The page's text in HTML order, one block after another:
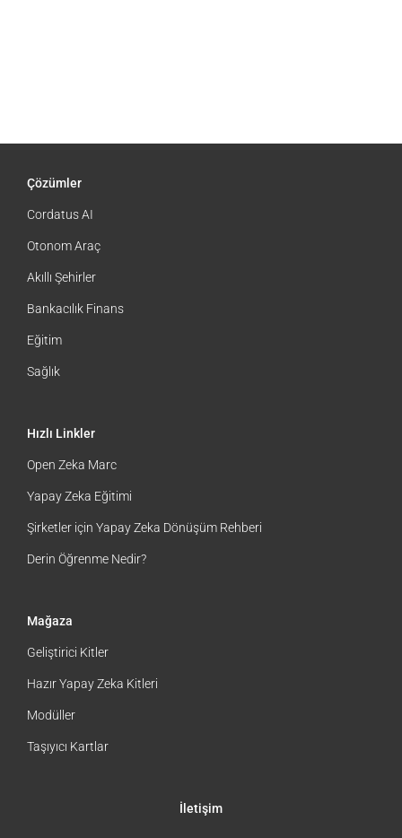
Çözümler
Cordatus AI
Otonom Araç
Akıllı Şehirler
Bankacılık Finans
Eğitim
Sağlık
Hızlı Linkler
Open Zeka Marc
Yapay Zeka Eğitimi
Şirketler için Yapay Zeka Dönüşüm Rehberi
Derin Öğrenme Nedir?
Mağaza
Geliştirici Kitler
Hazır Yapay Zeka Kitleri
Modüller
Taşıyıcı Kartlar
İletişim